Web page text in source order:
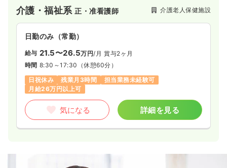
介護・福祉系正・准看護師 介護老人保健施設
日勤のみ（常勤）
給与 21.5〜26.5万円/月 賞与2ヶ月
時間 8:30～17:30 （休憩60分）
日祝休み
残業月3時間
担当業務未経験可
月給26万円以上可
気になる 詳細を見る